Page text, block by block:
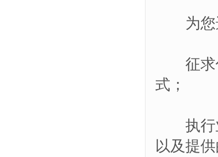
为您选
征求你
式；
执行业
以及提